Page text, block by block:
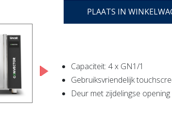
PLAATS IN
Capaciteit: 4 x GN1/1
Gebruiksvriendelijk
Deur met zijdelingse opening